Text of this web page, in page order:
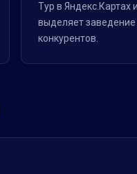
Тур в Яндекс.Картах
выделяет заведение
конкурентов.